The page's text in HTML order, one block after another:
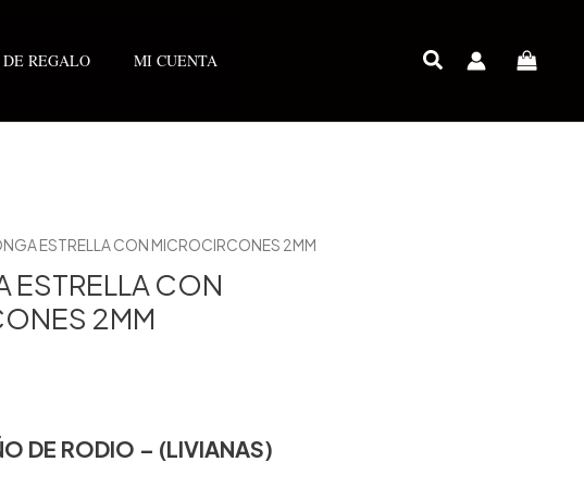
REGALO MI CUENTA
ESTRELLA CON MICROCIRCONES 2MM
ESTRELLA CON
2MM
DE RODIO – (LIVIANAS)